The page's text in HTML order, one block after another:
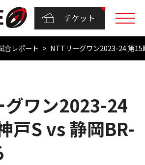
チケット
合レポート NTTリーグワン2023-24 第15
グワン2023-24
戸S vs 静岡BR-